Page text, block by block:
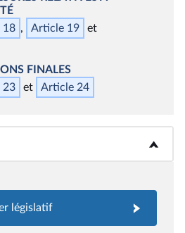
18
Article 19
FINALES
23 Article 24
b>
législatif